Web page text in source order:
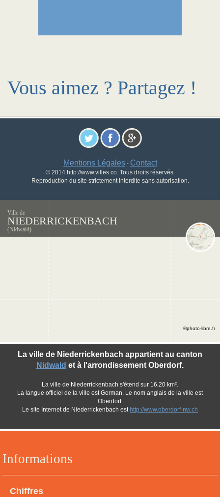
Vous aimez ? Partagez !
Mentions Légales- Contact
© 2014 http://www.villes.co. Tous droits réservés.
Reproduction du site strictement interdite sans autorisation.
Ville de
NIEDERRICKENBACH
(Nidwald)
Informations
Chiffres
La ville de Niederrickenbach appartient au canton
Nidwald et à l'arrondissement Oberdorf.
La ville de Niederrickenbach s'étend sur 16,20 km².
La langue officiel de la ville est German. Le nom anglais de la ville est
Oberdorf.
Le site Internet de Niederrickenbach est http://www.oberdorf-nw.ch
©photo-libre.fr